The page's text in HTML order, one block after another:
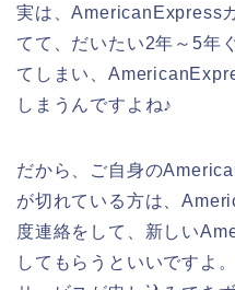
実は、AmericanExpress
てて、だいたい2年～5年
てしまい、
しまうんですよね♪
だから、ご自身の
が切れている方は、
度連絡をして、新しい
してもらうといいですよ